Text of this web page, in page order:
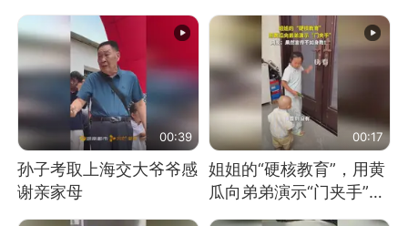
快乐长这样
没有一个人掉链子
00:39
孙子考取上海交大爷爷感
谢亲家母
00:17
姐姐的“硬核教育”，用黄
瓜向弟弟演示“门夹手”，
网友：果然言传不如身